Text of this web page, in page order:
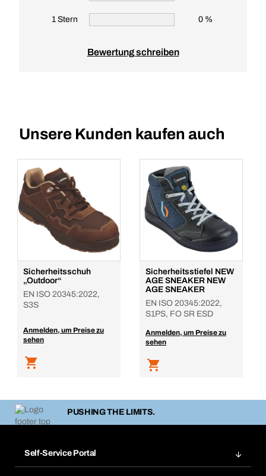
1 Stern 0 %
Bewertung schreiben
Unsere Kunden kaufen auch
Sicherheitsschuh
„Outdoor“
EN ISO 20345:2022,
S3S
Anmelden, um Preise zu
sehen
Sicherheitsstiefel NEW
AGE SNEAKER NEW
AGE SNEAKER
EN ISO 20345:2022,
S1PS, FO SR ESD
Anmelden, um Preise zu
sehen
PUSHING THE LIMITS.
Self-Service Portal